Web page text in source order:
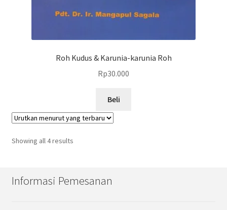
Roh Kudus & Karunia-karunia Roh
Rp30.000
Beli
Showing all 4 results
Informasi Pemesanan